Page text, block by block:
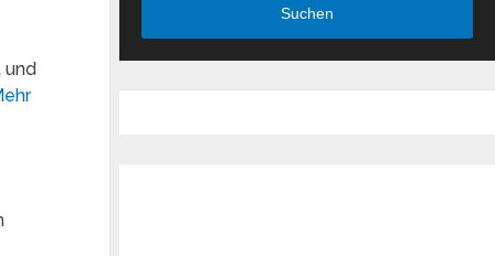
und
Suchen